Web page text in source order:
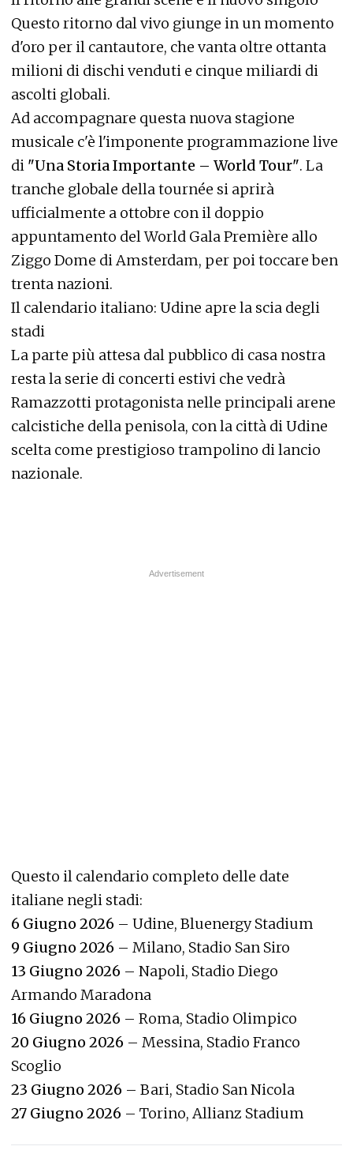
Questo ritorno dal vivo giunge in un momento
d'oro per il cantautore, che vanta oltre ottanta
milioni di dischi venduti e cinque miliardi di
ascolti globali.
Ad accompagnare questa nuova stagione
musicale c'è l'imponente programmazione live
di "Una Storia Importante – World Tour". La
tranche globale della tournée si aprirà
ufficialmente a ottobre con il doppio
appuntamento del World Gala Première allo
Ziggo Dome di Amsterdam, per poi toccare ben
trenta nazioni.
Il calendario italiano: Udine apre la scia degli
stadi
La parte più attesa dal pubblico di casa nostra
resta la serie di concerti estivi che vedrà
Ramazzotti protagonista nelle principali arene
calcistiche della penisola, con la città di Udine
scelta come prestigioso trampolino di lancio
nazionale.
Questo il calendario completo delle date
italiane negli stadi:
6 Giugno 2026 – Udine, Bluenergy Stadium
9 Giugno 2026 – Milano, Stadio San Siro
13 Giugno 2026 – Napoli, Stadio Diego
Armando Maradona
16 Giugno 2026 – Roma, Stadio Olimpico
20 Giugno 2026 – Messina, Stadio Franco
Scoglio
23 Giugno 2026 – Bari, Stadio San Nicola
27 Giugno 2026 – Torino, Allianz Stadium